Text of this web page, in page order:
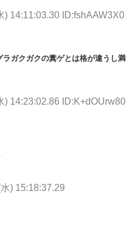
) 14:11:03.30 ID:fshAAW3X0
ガクガクの糞ゲとは格が違うし満
) 14:23:02.86 ID:K+dOUrw80
) 15:18:37.29